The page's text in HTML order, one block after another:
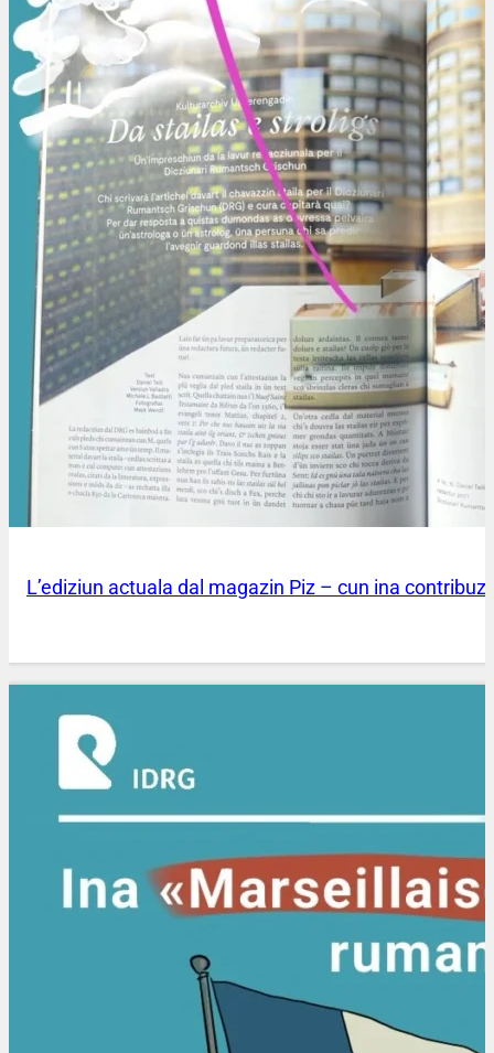
L’ediziun actuala dal magazin Piz – cun ina